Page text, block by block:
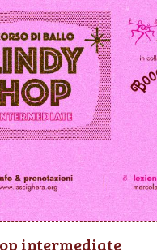
intermediate